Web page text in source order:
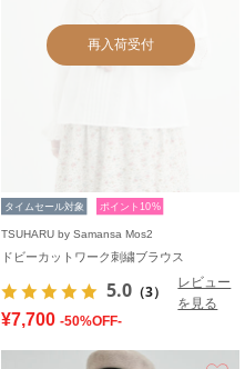
再入荷受付
タイムセール対象 ポイント10%
TSUHARU by Samansa Mos2
ドビーカットワーク刺繍ブラウス
5.0 （3）
レビュー
を見る
¥7,700 -50%OFF-